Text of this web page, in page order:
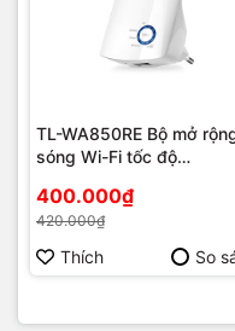
TL-WA850RE Bộ mở
sóng Wi-Fi tốc độ
400.000₫
420.000₫
Thích So